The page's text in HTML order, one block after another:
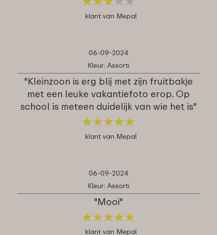
klant van Mepal
06-09-2024
Kleur: Assorti
"Kleinzoon is erg blij met zijn fruitbakje
met een leuke vakantiefoto erop. Op
school is meteen duidelijk van wie het is"
★★★★★
★★★★★
klant van Mepal
06-09-2024
Kleur: Assorti
"Mooi"
★★★★★
★★★★★
klant van Mepal